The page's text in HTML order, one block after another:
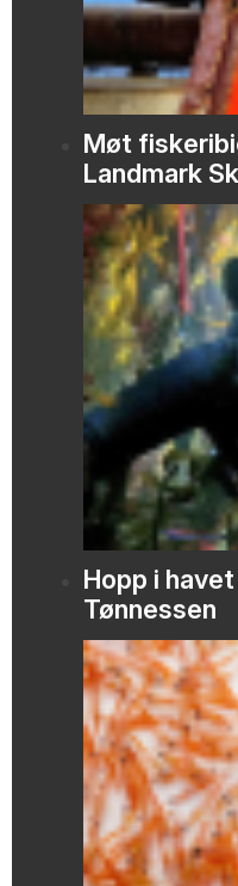
Møt
Landmark
Hopp i
Tønnessen